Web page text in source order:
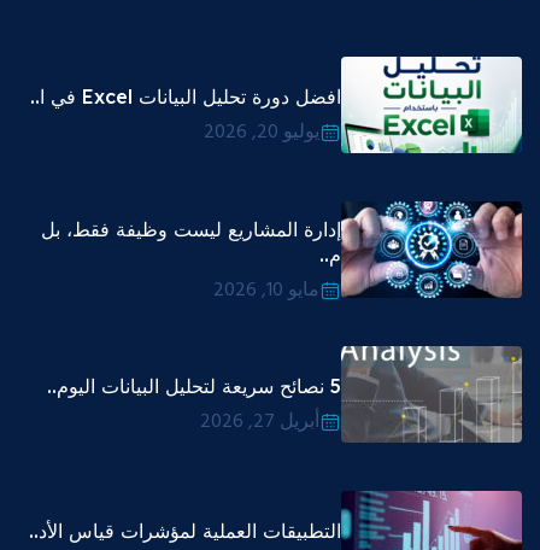
افضل دورة تحليل البيانات Excel في ا..
يوليو 20, 2026
إدارة المشاريع ليست وظيفة فقط، بل
م..
مايو 10, 2026
5 نصائح سريعة لتحليل البيانات اليوم..
أبريل 27, 2026
التطبيقات العملية لمؤشرات قياس الأد..